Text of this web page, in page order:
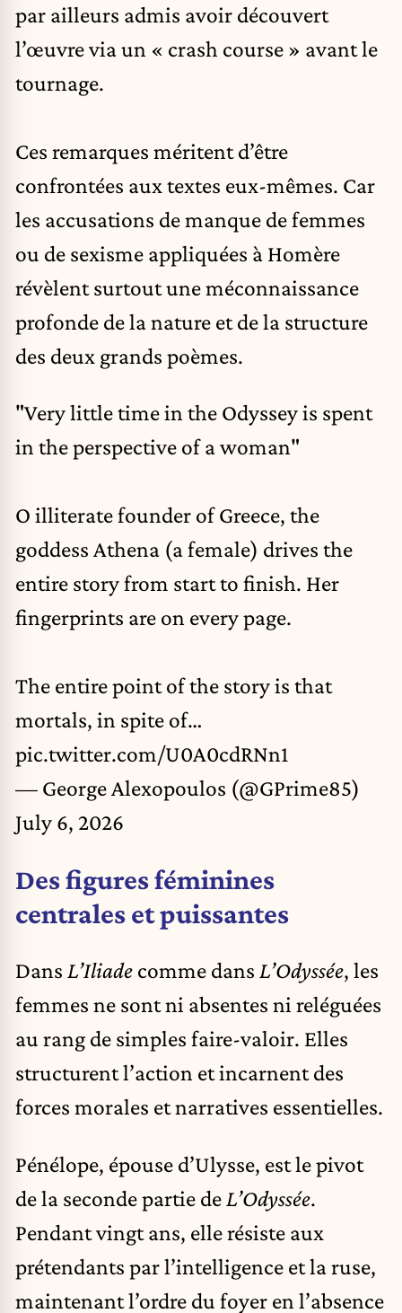
par ailleurs admis avoir découvert
l’œuvre via un « crash course » avant le
tournage.
Ces remarques méritent d’être
confrontées aux textes eux-mêmes. Car
les accusations de manque de femmes
ou de sexisme appliquées à Homère
révèlent surtout une méconnaissance
profonde de la nature et de la structure
des deux grands poèmes.
"Very little time in the Odyssey is spent
in the perspective of a woman"
O illiterate founder of Greece, the
goddess Athena (a female) drives the
entire story from start to finish. Her
fingerprints are on every page.
The entire point of the story is that
mortals, in spite of…
pic.twitter.com/U0A0cdRNn1
— George Alexopoulos (@GPrime85)
July 6, 2026
Des figures féminines
centrales et puissantes
Dans L’Iliade comme dans L’Odyssée, les
femmes ne sont ni absentes ni reléguées
au rang de simples faire-valoir. Elles
structurent l’action et incarnent des
forces morales et narratives essentielles.
Pénélope, épouse d’Ulysse, est le pivot
de la seconde partie de L’Odyssée.
Pendant vingt ans, elle résiste aux
prétendants par l’intelligence et la ruse,
maintenant l’ordre du foyer en l’absence